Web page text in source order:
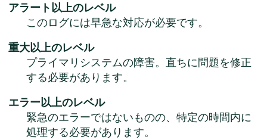
アラート以上のレベル
このログには早急な対応が必要です。
重大以上のレベル
プライマリシステムの障害。直ちに問題を修正
する必要があります。
エラー以上のレベル
緊急のエラーではないものの、特定の時間内に
処理する必要があります。